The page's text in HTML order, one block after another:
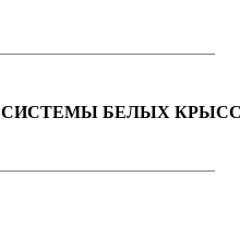
СИСТЕМЫ БЕЛЫХ